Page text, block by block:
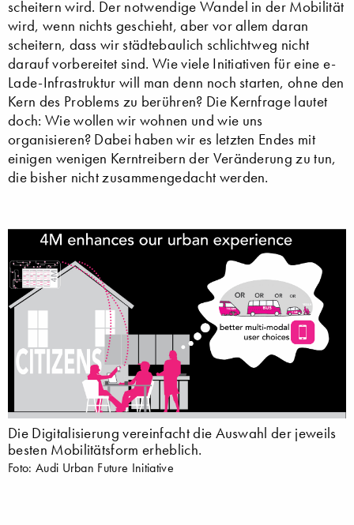
scheitern wird. Der notwendige Wandel in der Mobilität
wird, wenn nichts geschieht, aber vor allem daran
scheitern, dass wir städtebaulich schlichtweg nicht
darauf vorbereitet sind. Wie viele Initiativen für eine e-
Lade-Infrastruktur will man denn noch starten, ohne den
Kern des Problems zu berühren? Die Kernfrage lautet
doch: Wie wollen wir wohnen und wie uns
organisieren? Dabei haben wir es letzten Endes mit
einigen wenigen Kerntreibern der Veränderung zu tun,
die bisher nicht zusammengedacht werden.
Die Digitalisierung vereinfacht die Auswahl der jeweils
besten Mobilitätsform erheblich.
Foto: Audi Urban Future Initiative